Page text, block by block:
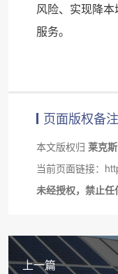
风险、实现降
服务。
页面版权备注
本文版权归 莱克
当前页面链接：
未经授权，禁止任
上一篇